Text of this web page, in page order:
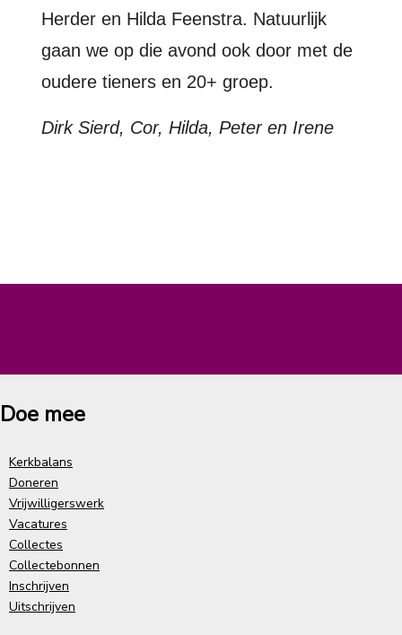
Herder en Hilda Feenstra. Natuurlijk
gaan we op die avond ook door met de
oudere tieners en 20+ groep.
Dirk Sierd, Cor, Hilda, Peter en Irene
Doe mee
Kerkbalans
Doneren
Vrijwilligerswerk
Vacatures
Collectes
Collectebonnen
Inschrijven
Uitschrijven